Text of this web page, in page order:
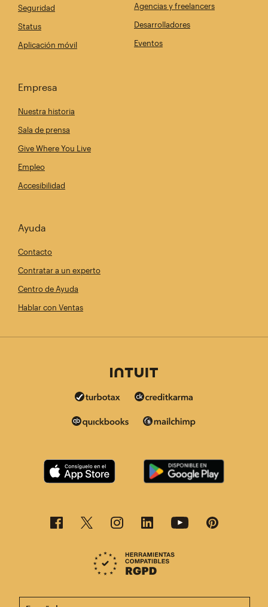
Seguridad
Status
Aplicación móvil
Agencias y freelancers
Desarrolladores
Eventos
Empresa
Nuestra historia
Sala de prensa
Give Where You Live
Empleo
Accesibilidad
Ayuda
Contacto
Contratar a un experto
Centro de Ayuda
Hablar con Ventas
Esta página está disponible en otros idiomas. ¡Elige